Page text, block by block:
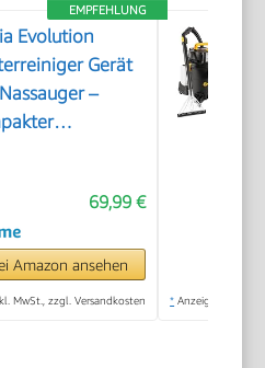
EMPFEHLUNG
Evolution
Gerät
–
für
Polster
& Sofa
69,99 €
Amazon ansehen
MwSt., zzgl. Versandkosten * Anzeige